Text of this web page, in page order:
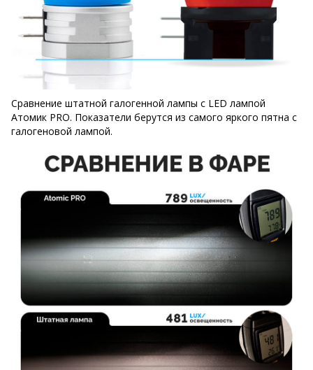
Сравнение штатной галогенной лампы с LED лампой
Атомик PRO. Показатели берутся из самого яркого пятна с
галогеновой лампой.